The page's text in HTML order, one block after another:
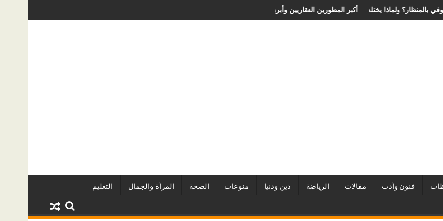
أفضل شركات التطوير العقاري في مصر من URE | أكبر المطورين العقاريين وأبرز المشروعاتعملية الانزلاق الغضروفي بالمنظار؟ ولماذا يختلف من مريض لآخر؟
فنون وأدب مقالات الرياضة دين ودنيا منوعات الصحة المرأة والجمال التعليم